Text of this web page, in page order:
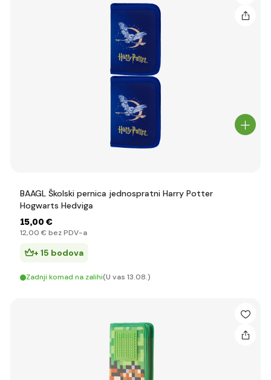
BAAGL Školski pernica jednospratni Harry Potter
Hogwarts Hedviga
15,00 €
12,00 € bez PDV-a
+ 15 bodova
Zadnji komad na zalihi(U vas 13.08.)